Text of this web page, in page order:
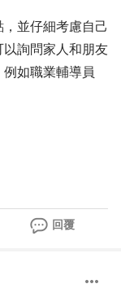
並仔細考慮自己
詢問家人和朋友
如職業輔導員
回覆